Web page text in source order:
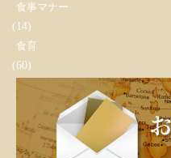
食事マナー
(14)
食育
(60)